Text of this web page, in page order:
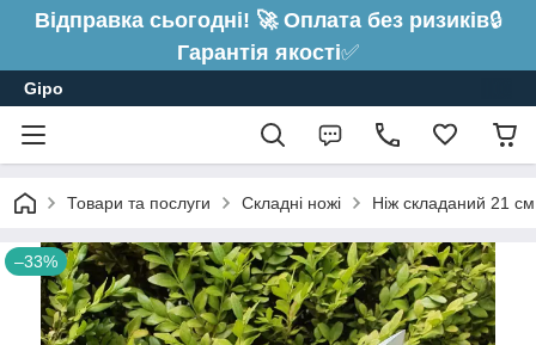
Відправка сьогодні! 🚀 Оплата без ризиків🔒
Гарантія якості✅
Gipo
Товари та послуги Складні ножі Ніж складаний 21
–33%